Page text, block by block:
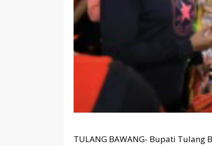
TULANG BAWANG- Bupati Tulang